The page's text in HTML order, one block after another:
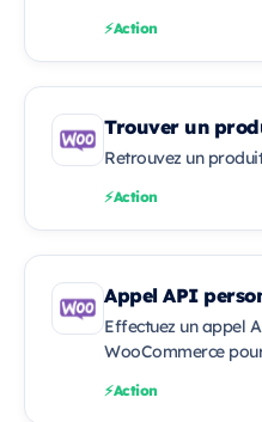
Action
Trouver un
Retrouvez un
Action
Appel API
Effectuez un appel
WooCommerce
Action